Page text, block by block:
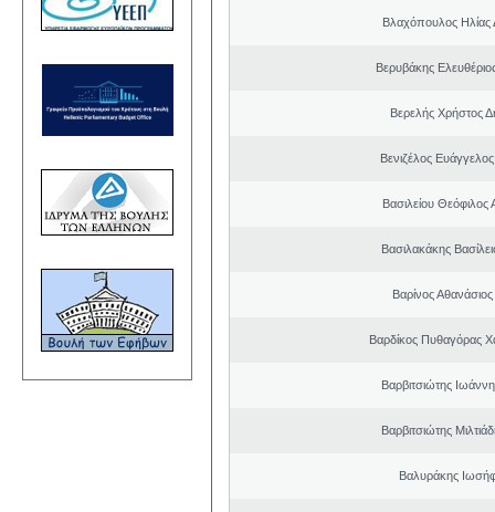
Βλαχόπουλος Ηλίας
Βερυβάκης
Βερελής Χρήστος
Βενιζέλος
Βασιλείου Θεόφιλος
Βασιλακάκης
Βαρίνος
Βαρδίκος Πυθαγόρας
Βαρβιτσιώτης
Βαρβιτσιώτης
Βαλυράκης